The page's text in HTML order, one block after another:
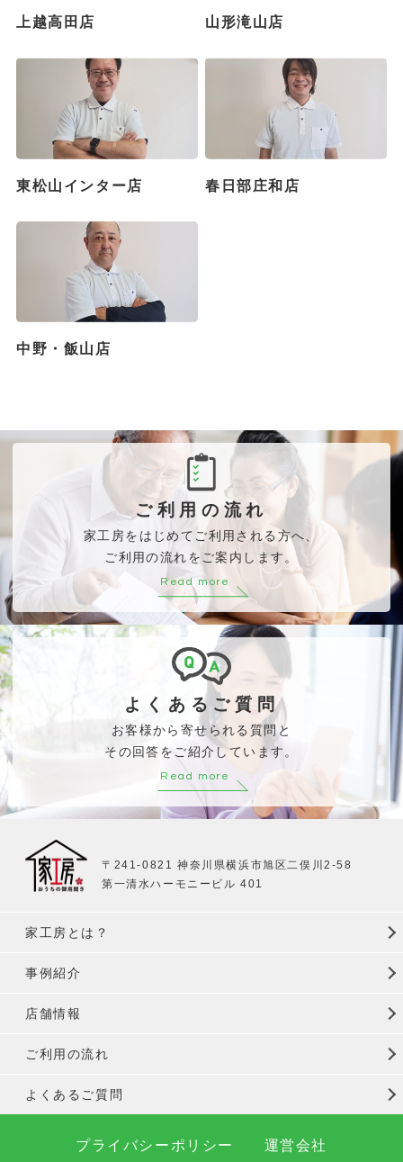
上越高田店 山形滝山店
東松山インター店 春日部庄和店
中野・飯山店
ご利用の流れ
家工房をはじめてご利用される方へ、
ご利用の流れをご案内します。
Read more
よくあるご質問
お客様から寄せられる質問と
その回答をご紹介しています。
Read more
〒241-0821 神奈川県横浜市旭区二俣川2-58
第一清水ハーモニービル 401
家工房とは？
事例紹介
店舗情報
ご利用の流れ
よくあるご質問
プライバシーポリシー 運営会社